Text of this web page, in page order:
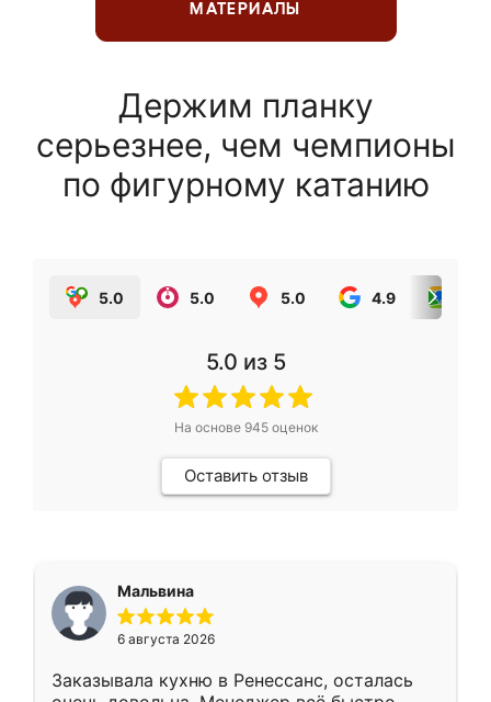
МАТЕРИАЛЫ
Держим планку
серьезнее, чем чемпионы
по фигурному катанию
5.0 5.0 5.0 4.9
5.0 из 5
На основе 945оценок
Оставить отзыв
Мальвина
6 августа 2026
Заказывала кухню в Ренессанс, осталась